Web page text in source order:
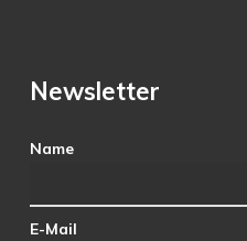
Newsletter
Name
E-Mail